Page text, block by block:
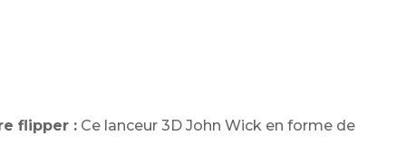
flipper :Ce lanceur 3D John Wick en forme de